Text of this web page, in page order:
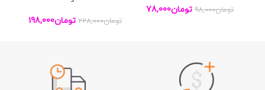
تومان98,000 تومان78,000
تومان228,000 تومان198,000